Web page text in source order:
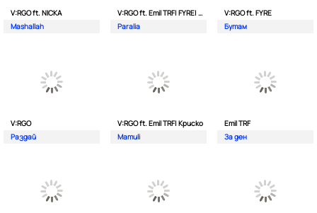
V:RGO ft. NICKA
Mashallah
V:RGO ft. Emil TRF| FYRE| 2Bona
Paralia
V:RGO ft. FYRE
Бутам
V:RGO
Раздай
V:RGO ft. Emil TRF| Криско
Mamuli
Emil TRF
За ден